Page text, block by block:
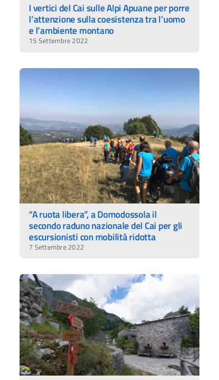
I vertici del Cai sulle Alpi Apuane per porre
l’attenzione sulla coesistenza tra l’uomo
e l’ambiente montano
15 Settembre 2022
“A ruota libera”, a Domodossola il
secondo raduno nazionale del Cai per gli
escursionisti con mobilità ridotta
7 Settembre 2022